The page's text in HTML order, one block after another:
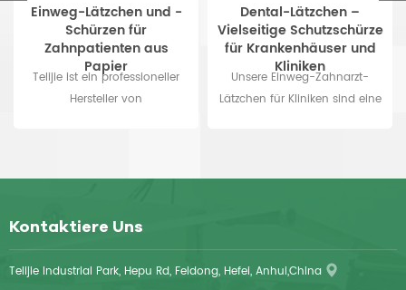
Einweg-Lätzchen und -
Schürzen für
Zahnpatienten aus
Papier
Telijie ist ein professioneller
Hersteller von
33x45cm, 33x48cm oder OEM
verfügbar.
Dental-Lätzchen –
Vielseitige Schutzschürze
für Krankenhäuser und
Kliniken
Unsere Einweg-Zahnarzt-
Lätzchen für Kliniken sind eine
wasserdichten Einweg-
Zahnarzt-Lätzchen bestehen
Kontaktiere Uns
Telijie Industrial Park, Hepu Rd, Feidong, Hefei, Anhui,China